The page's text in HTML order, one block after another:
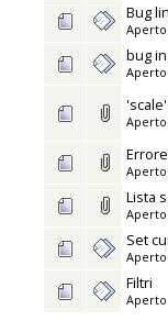
Bug
Aperto
bug
Aperto
Aperto
Aperto
Lista
Aperto
Set
Aperto
Filtri
Aperto